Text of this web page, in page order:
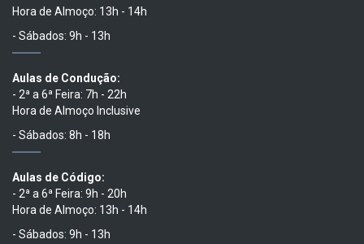
Hora de Almoço: 13h - 14h
- Sábados: 9h - 13h
Aulas de Condução:
- 2ª a 6ª Feira: 7h - 22h
Hora de Almoço Inclusive
- Sábados: 8h - 18h
Aulas de Código:
- 2ª a 6ª Feira: 9h - 20h
Hora de Almoço: 13h - 14h
- Sábados: 9h - 13h